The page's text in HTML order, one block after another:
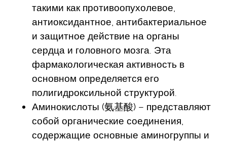
такими как противоопухолевое,
антиоксидантное, антибактериальное
и защитное действие на органы
сердца и головного мозга. Эта
фармакологическая активность в
основном определяется его
полигидроксильной структурой.
Аминокислоты (氨基酸) – представляют
собой органические соединения,
содержащие основные аминогруппы и